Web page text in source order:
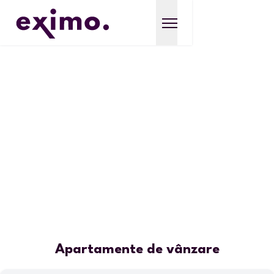
Apartamente de vânzare